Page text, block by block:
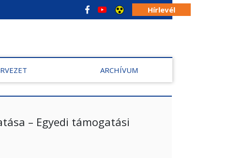
Hírlevél
ARCHÍVUM
– Egyedi támogatási